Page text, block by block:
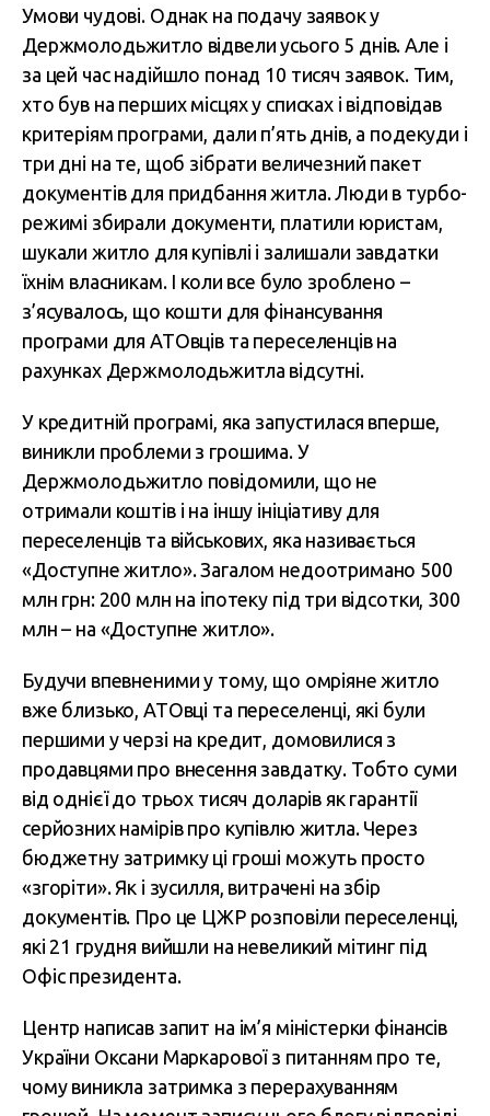
Умови чудові. Однак на подачу заявок у
Держмолодьжитло відвели усього 5 днів. Але і
за цей час надійшло понад 10 тисяч заявок. Тим,
хто був на перших місцях у списках і відповідав
критеріям програми, дали п’ять днів, а подекуди і
три дні на те, щоб зібрати величезний пакет
документів для придбання житла. Люди в турбо-
режимі збирали документи, платили юристам,
шукали житло для купівлі і залишали завдатки
їхнім власникам. І коли все було зроблено –
з’ясувалось, що кошти для фінансування
програми для АТОвців та переселенців на
рахунках Держмолодьжитла відсутні.
У кредитній програмі, яка запустилася вперше,
виникли проблеми з грошима. У
Держмолодьжитло повідомили, що не
отримали коштів і на іншу ініціативу для
переселенців та військових, яка називається
«Доступне житло». Загалом недоотримано 500
млн грн: 200 млн на іпотеку під три відсотки, 300
млн – на «Доступне житло».
Будучи впевненими у тому, що омріяне житло
вже близько, АТОвці та переселенці, які були
першими у черзі на кредит, домовилися з
продавцями про внесення завдатку. Тобто суми
від однієї до трьох тисяч доларів як гарантії
серйозних намірів про купівлю житла. Через
бюджетну затримку ці гроші можуть просто
«згоріти». Як і зусилля, витрачені на збір
документів. Про це ЦЖР розповіли переселенці,
які 21 грудня вийшли на невеликий мітинг під
Офіс президента.
Центр написав запит на ім’я міністерки фінансів
України Оксани Маркарової з питанням про те,
чому виникла затримка з перерахуванням